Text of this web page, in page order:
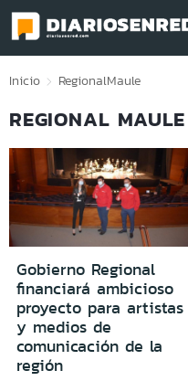
Click acá para ir
Inicio RegionalMaule
REGIONAL MAULE
Gobierno Regional
financiará ambicioso
proyecto para artistas
y medios de
comunicación de la
región